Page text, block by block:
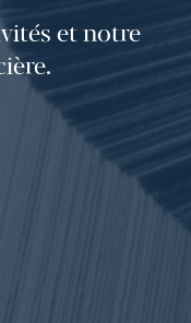
et notre